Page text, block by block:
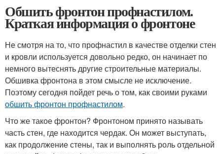
Обшить фронтон профнастилом.
Краткая информация о фронтоне
Не смотря на то, что профнастил в качестве отделки стен
и кровли используется довольно редко, он начинает по
немного вытеснять другие строительные материалы.
Обшивка фронтона в этом смысле не исключение.
Поэтому сегодня пойдет речь о том, как своими руками
обшить фронтон профнастилом.
Что же такое фронтон? Фронтоном принято называть
часть стен, где находится чердак. Он может выступать,
как продолжение стены, так и выполнять роль отдельной